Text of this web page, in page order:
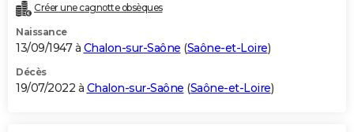
Créer une cagnotte obsèques
Naissance
13/09/1947 à Chalon-sur-Saône (Saône-et-Loire)
Décès
19/07/2022 à Chalon-sur-Saône (Saône-et-Loire)